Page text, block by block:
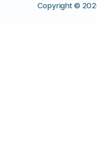
Copyright ©